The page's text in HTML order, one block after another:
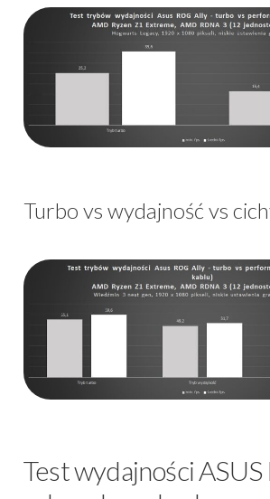
Turbo vs wydajność vs
Test wydajności